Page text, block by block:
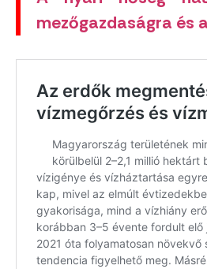
mezőgazdaságra és